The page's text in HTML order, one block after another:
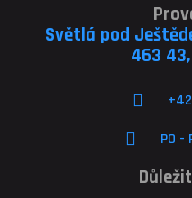
Světlá pod
463
PO -